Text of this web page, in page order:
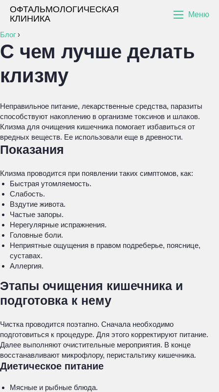
ОФТАЛЬМОЛОГИЧЕСКАЯ
КЛИНИКА
Меню
Блог ›
С чем лучше делать
клизму
Неправильное питание, лекарственные средства, паразиты
способствуют накоплению в организме токсинов и шлаков.
Клизма для очищения кишечника помогает избавиться от
вредных веществ. Ее использовали еще в древности.
Показания
Клизма проводится при появлении таких симптомов, как:
Быстрая утомляемость.
Слабость.
Вздутие живота.
Частые запоры.
Нерегулярные испражнения.
Головные боли.
Неприятные ощущения в правом подреберье, пояснице,
суставах.
Аллергия.
Этапы очищения кишечника и
подготовка к нему
Чистка проводится поэтапно. Сначала необходимо
подготовиться к процедуре. Для этого корректируют питание.
Далее выполняют очистительные мероприятия. В конце
восстанавливают микрофлору, перистальтику кишечника.
Диетическое питание
Мясные и рыбные блюда.